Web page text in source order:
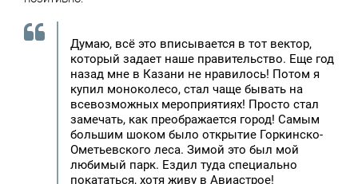
Думаю, всё это вписывается в тот вектор,
который задает наше правительство. Еще год
назад мне в Казани не нравилось! Потом я
купил моноколесо, стал чаще бывать на
всевозможных мероприятиях! Просто стал
замечать, как преображается город! Самым
большим шоком было открытие Горкинско-
Ометьевского леса. Зимой это был мой
любимый парк. Ездил туда специально
покататься, хотя живу в Авиастрое!